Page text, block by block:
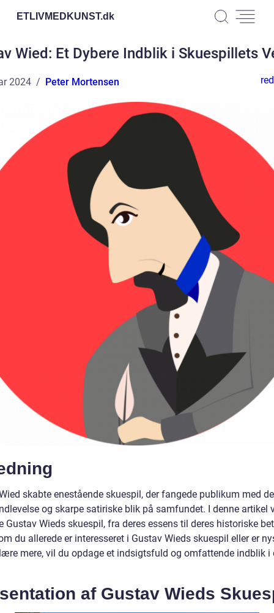
ETLIVMEDKUNST.dk
Wied: Et Dybere Indblik i Skuespillets
2024 Peter Mortensen
skabte enestående skuespil, der fangede publikum med
og skarpe satiriske blik på samfundet. I denne artikel
Gustav Wieds skuespil, fra deres essens til deres historiske
du allerede er interesseret i Gustav Wieds skuespil eller er
mere, vil du opdage et indsigtsfuld og omfattende indblik i
af Gustav Wieds